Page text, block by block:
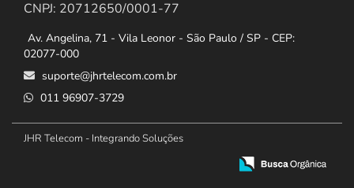
CNPJ: 20712650/0001-77
Av. Angelina, 71 - Vila Leonor - São Paulo / SP - CEP:
02077-000
suporte@jhrtelecom.com.br
011 96907-3729
JHR Telecom - Integrando Soluções